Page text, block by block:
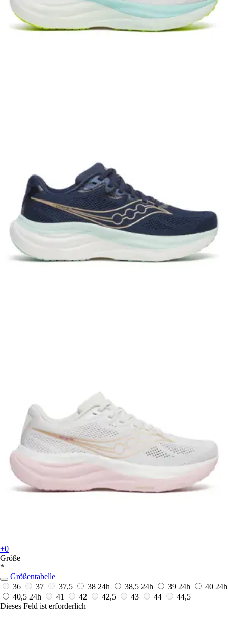
+0
Größe
*
Größentabelle
36
37 37,5 38 24h 38,5 24h 39 24h 40 24h
40,5 24h 41 42 42,5 43 44
44,5
Dieses Feld ist erforderlich